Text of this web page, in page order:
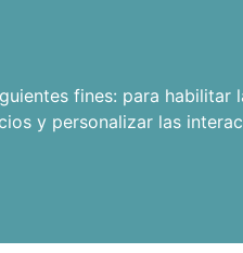
fines: para habilitar
y personalizar las